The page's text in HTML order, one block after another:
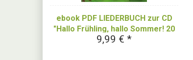
ebook PDF LIEDERBUCH zur CD
"Hallo Frühling, hallo Sommer! 20
Lieder für die helle Jahreshälfte"
9,99 € *